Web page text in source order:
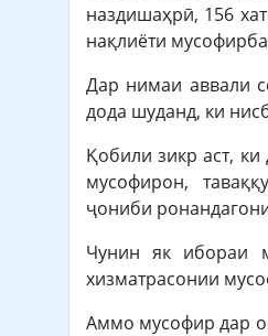
наздишаҳрӣ, 156
нақлиёти
Дар нимаи аввали
дода шуданд, ки
Қобили зикр аст,
мусофирон,
ҷониби
Чунин як ибораи
хизматрасонии
Аммо мусофир дар